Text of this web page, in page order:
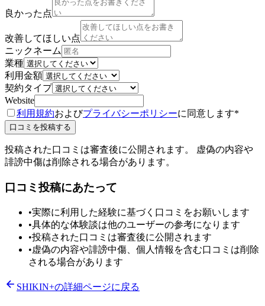
良かった点
改善してほしい点
ニックネーム
業種
利用金額
契約タイプ
Website
利用規約およびプライバシーポリシーに同意します*
口コミを投稿する
投稿された口コミは審査後に公開されます。 虚偽の内容や
誹謗中傷は削除される場合があります。
口コミ投稿にあたって
•実際に利用した経験に基づく口コミをお願いします
•具体的な体験談は他のユーザーの参考になります
•投稿された口コミは審査後に公開されます
•虚偽の内容や誹謗中傷、個人情報を含む口コミは削除
される場合があります
SHIKIN+の詳細ページに戻る